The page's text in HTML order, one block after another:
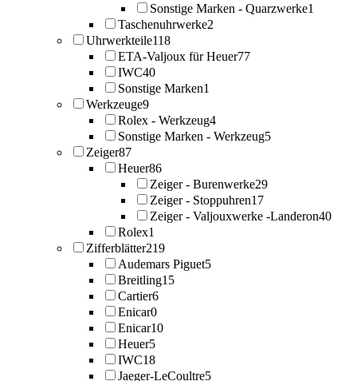
Sonstige Marken - Quarzwerke1
Taschenuhrwerke2
Uhrwerkteile118
ETA-Valjoux für Heuer77
IWC40
Sonstige Marken1
Werkzeuge9
Rolex - Werkzeug4
Sonstige Marken - Werkzeug5
Zeiger87
Heuer86
Zeiger - Burenwerke29
Zeiger - Stoppuhren17
Zeiger - Valjouxwerke -Landeron40
Rolex1
Zifferblätter219
Audemars Piguet5
Breitling15
Cartier6
Enicar0
Enicar10
Heuer5
IWC18
Jaeger-LeCoultre5